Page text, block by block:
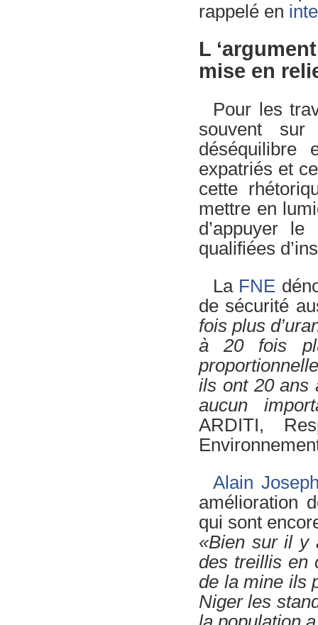
rappelé en
L
mise en
Pour les
souvent
déséquilibre
expatriés et
cette
mettre en
d’appuyer
qualifiées
La FNE
de sécurité
fois plus
à 20 fois
ils ont 20 ans
aucun
ARDITI,
Alain
amélioration
qui sont
«Bien sur il y
des treillis en
de la mine ils
Niger les